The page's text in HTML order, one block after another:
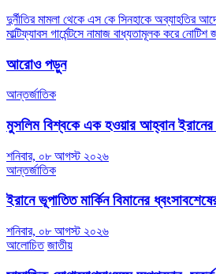
Post
navigation
দুর্নীতির মামলা থেকে এস কে সিনহাকে অব্যাহতির
মাল্টিফ্যাবস গার্মেন্টসে নামাজ বাধ্যতামূলক করে নোটিশ
আরোও পড়ুন
আন্তর্জাতিক
মুসলিম বিশ্বকে এক হওয়ার আহ্বান ইরানের
শনিবার, ০৮ আগস্ট ২০২৬
আন্তর্জাতিক
ইরানে ভূপাতিত মার্কিন বিমানের
শনিবার, ০৮ আগস্ট ২০২৬
আলোচিত জাতীয়